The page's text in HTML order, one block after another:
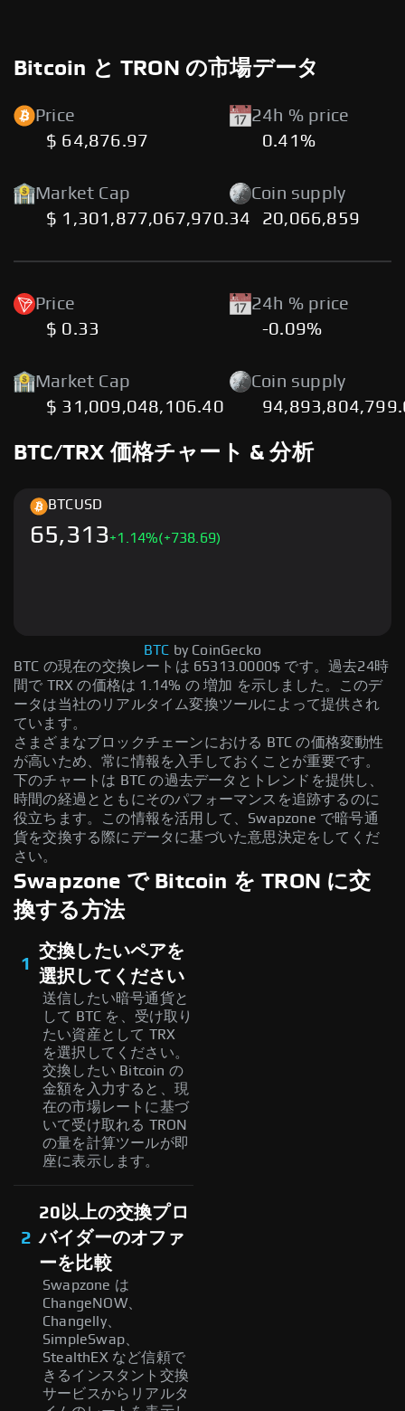
Bitcoin と TRON の市場データ
Price
$ 64,876.97
24h % price
0.41%
Market Cap
$ 1,301,877,067,970.34
Coin supply
20,066,859
Price
$ 0.33
24h % price
-0.09%
Market Cap
$ 31,009,048,106.40
Coin supply
BTC/TRX 価格チャート & 分析
BTC の現在の交換レートは 65313.0000$ です。過去24時
間で TRX の価格は 1.14% の 増加 を示しました。このデ
ータは当社のリアルタイム変換ツールによって提供され
ています。
さまざまなブロックチェーンにおける BTC の価格変動性
が高いため、常に情報を入手しておくことが重要です。
下のチャートは BTC の過去データとトレンドを提供し、
時間の経過とともにそのパフォーマンスを追跡するのに
役立ちます。この情報を活用して、Swapzone で暗号通
貨を交換する際にデータに基づいた意思決定をしてくだ
さい。
BTCUSD
65,313+1.14%(+738.69)
BTC by CoinGecko
Swapzone で Bitcoin を TRON に交
換する方法
1
交換したいペアを
選択してください
送信したい暗号通貨と
して BTC を、受け取り
たい資産として TRX
を選択してください。
交換したい Bitcoin の
金額を入力すると、現
在の市場レートに基づ
いて受け取れる TRON
の量を計算ツールが即
座に表示します。
2
20以上の交換プロ
バイダーのオファ
ーを比較
Swapzone は
ChangeNOW、
Changelly、
SimpleSwap、
StealthEX など信頼で
きるインスタント交換
サービスからリアルタ